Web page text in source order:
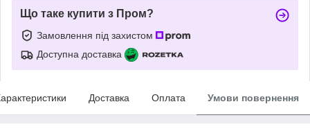
Що таке купити з Пром?
Замовлення під захистом
Доступна доставка
Доставка Оплата Умови повернення